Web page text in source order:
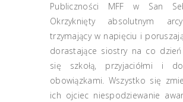
Publiczności MFF w San
Okrzyknięty absolutnym
trzymający w napięciu i
dorastające siostry na co
się szkołą, przyjaciółmi i
obowiązkami. Wszystko się
ich ojciec niespodziewanie